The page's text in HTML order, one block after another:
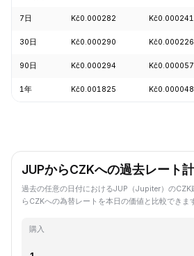
7日 Kč0.000282 Kč0.000241
30日 Kč0.000290 Kč0.000226
90日 Kč0.000294 Kč0.000057
1年 Kč0.001825 Kč0.000048
JUPからCZKへの過去レート
過去の任意の日付におけるJUP（Jupiter）の
らCZKへの為替レートを本日の価値と比較できま
購入